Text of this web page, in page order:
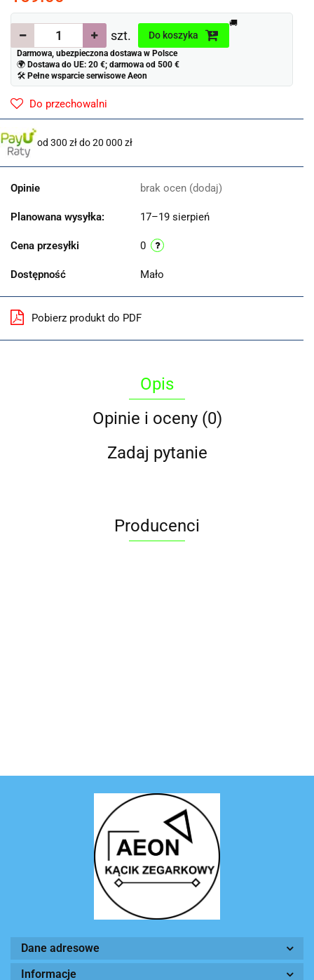
szt. Do koszyka
🚚
Darmowa, ubezpieczona dostawa w Polsce
🌍 Dostawa do UE: 20 €; darmowa od 500 €
🛠 Pełne wsparcie serwisowe Aeon
Do przechowalni
od 300 zł do 20 000 zł
Opinie brak ocen (dodaj)
Planowana wysyłka: 17–19 sierpień
Cena przesyłki 0
Dostępność Mało
Pobierz produkt do PDF
Opis
Opinie i oceny (0)
Zadaj pytanie
Producenci
Dane adresowe
Informacje